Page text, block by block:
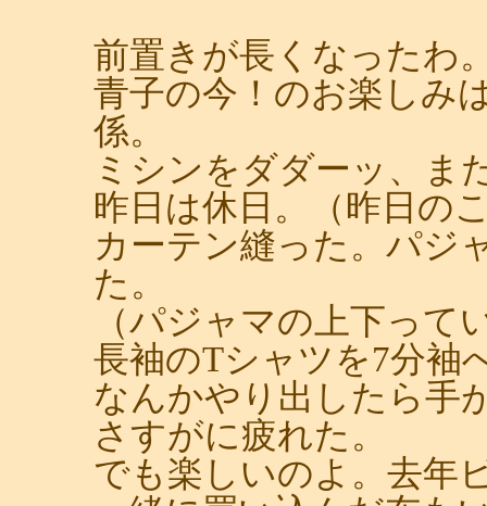
前置きが長くなったわ
青子の今！のお楽しみ
係。
ミシンをダダーッ、ま
昨日は休日。（昨日の
カーテン縫った。パジ
た。
（パジャマの上下って
長袖のTシャツを7分袖
なんかやり出したら手
さすがに疲れた。
でも楽しいのよ。去年